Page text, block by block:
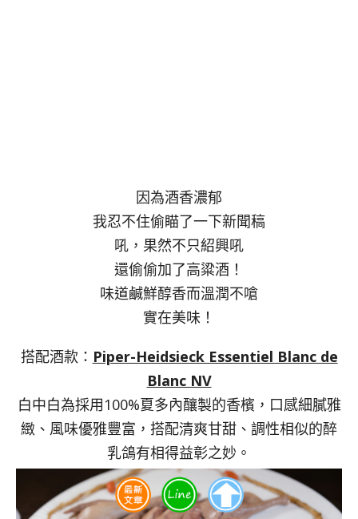
因為酒香濃郁
我忍不住偷瞄了一下新聞稿
吼，果然不只紹興吼
還偷偷加了高粱酒！
味道鹹鮮醇香而溫潤不嗆
實在美味！
搭配酒款： Piper-Heidsieck Essentiel Blanc de
Blanc NV
白中白為採用100%夏多內釀製的香檳，口感細膩雅
緻、風味優雅豐富，搭配清爽甘甜、調性相似的醉
乳鴿有相得益彰之妙。